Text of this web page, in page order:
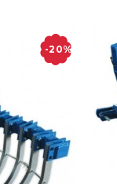
-20%